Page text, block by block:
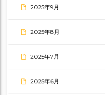
2025年9月
2025年8月
2025年7月
2025年6月